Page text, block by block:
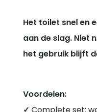
Het toilet snel en
aan de slag. Niet
het gebruik blijft
Voordelen: